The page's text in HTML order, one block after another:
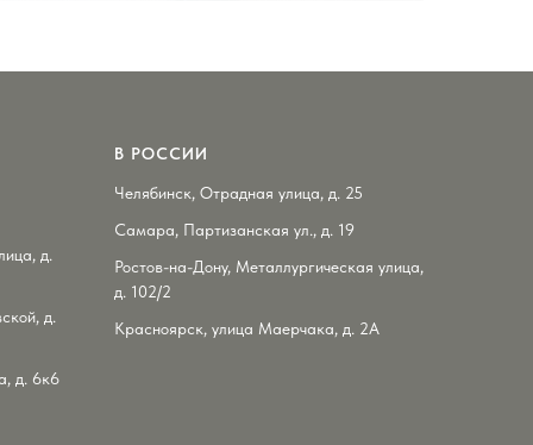
д.
д.
д. 6к6
В РОССИИ
Челябинск, Отрадная улица, д. 25
Самара, Партизанская ул., д. 19
Ростов-на-Дону, Металлургическая улица,
д. 102/2
Красноярск, улица Маерчака, д. 2А